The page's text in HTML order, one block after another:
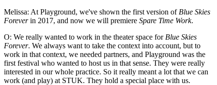
Melissa: At Playground, we've shown the first version of Blue Skies
Foreverin 2017, and now we will premiere Spare Time Work.
O: We really wanted to work in the theater space for Blue Skies
Forever. We always want to take the context into account, but to
work in that context, we needed partners, and Playground was the
first festival who wanted to host us in that sense. They were really
interested in our whole practice. So it really meant a lot that we can
work (and play) at STUK. They hold a special place with us.